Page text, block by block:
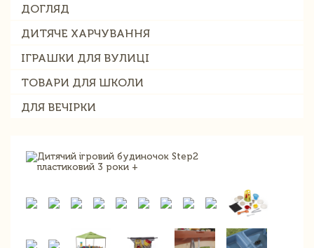
ДОГЛЯД
ДИТЯЧЕ ХАРЧУВАННЯ
ІГРАШКИ ДЛЯ ВУЛИЦІ
ТОВАРИ ДЛЯ ШКОЛИ
ДЛЯ ВЕЧІРКИ